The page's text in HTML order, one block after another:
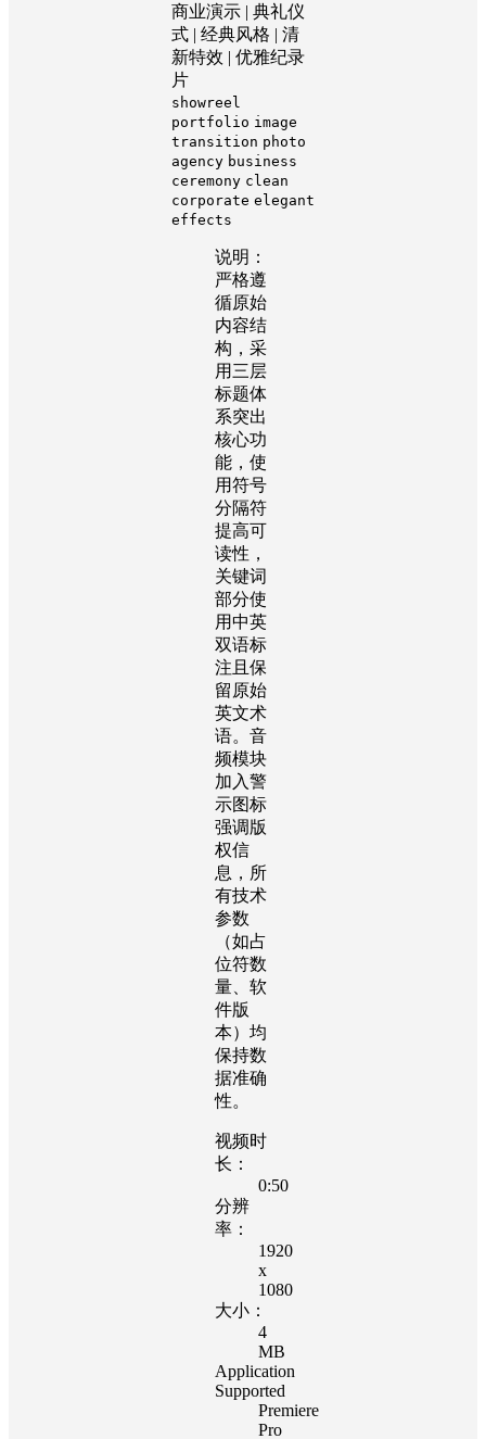
商业演示 | 典礼仪
式 | 经典风格 | 清
新特效 | 优雅纪录
片
showreel
portfolio image
transition photo
agency business
ceremony clean
corporate elegant
effects
说明：
严格遵
循原始
内容结
构，采
用三层
标题体
系突出
核心功
能，使
用符号
分隔符
提高可
读性，
关键词
部分使
用中英
双语标
注且保
留原始
英文术
语。音
频模块
加入警
示图标
强调版
权信
息，所
有技术
参数
（如占
位符数
量、软
件版
本）均
保持数
据准确
性。
视频时
长：
0:50
分辨
率：
1920
x
1080
大小：
4
MB
Application
Supported
Premiere
Pro